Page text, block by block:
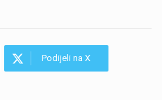
Podijeli na X